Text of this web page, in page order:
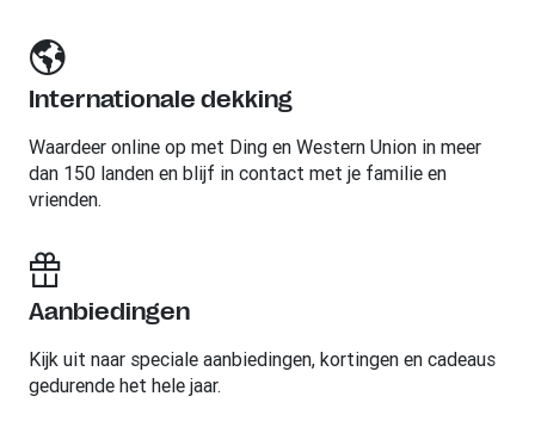
Internationale dekking
Waardeer online op met Ding en Western Union in meer
dan 150 landen en blijf in contact met je familie en
vrienden.
Aanbiedingen
Kijk uit naar speciale aanbiedingen, kortingen en cadeaus
gedurende het hele jaar.